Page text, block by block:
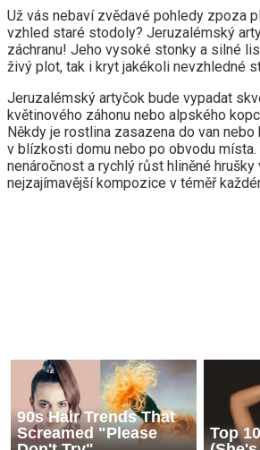
Už vás nebaví zvědavé pohledy zpoza
vzhled staré stodoly? Jeruzalémský
záchranu! Jeho vysoké stonky a silné
živý plot, tak i kryt jakékoli nevzhledné
Jeruzalémský artyčok bude vypadat
květinového záhonu nebo alpského
Někdy je rostlina zasazena do van nebo
v blízkosti domu nebo po obvodu místa.
nenáročnost a rychlý růst hliněné
nejzajímavější kompozice v téměř